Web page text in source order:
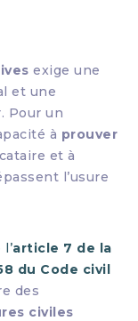
exige une
et une
Pour un
à prouver
et à
l’usure
l’article 7 de la
du Code civil
des
civiles